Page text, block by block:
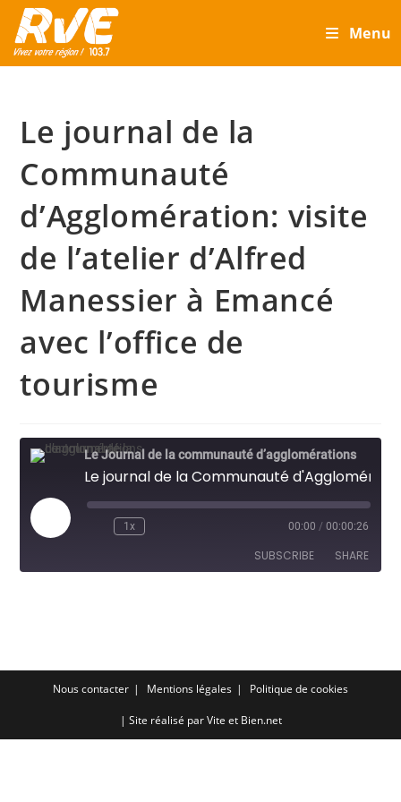
Skip
content
Menu
Le journal de la
Communauté
d’Agglomération: visite
de l’atelier d’Alfred
Manessier à Emancé
avec l’office de
tourisme
Le Journal de la communauté d’agglomérations
Play
Episode
1x 00:00 / 00:00:26
SUBSCRIBE SHARE
EMBEDNous contacter Mentions légales Politique de cookies
| Site réalisé parVite et Bien.net